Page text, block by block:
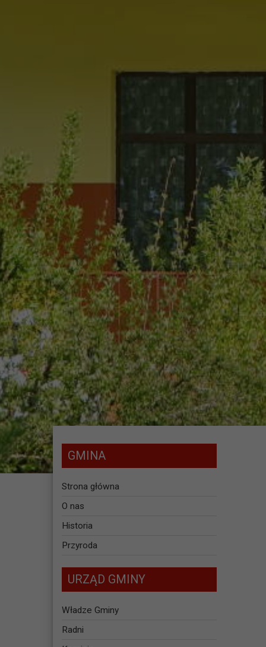
GMINA
Strona główna
O nas
Historia
Przyroda
URZĄD GMINY
Władze Gminy
Radni